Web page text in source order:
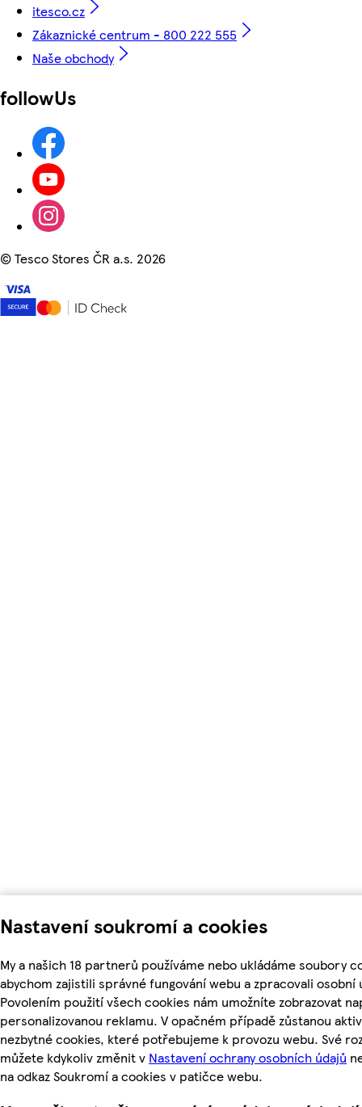
Nastavení soukromí a cookies
My a našich 18 partnerů používáme nebo ukládáme soubory
abychom zajistili správné fungování webu a zpracovali osobní
Povolením použití všech cookies nám umožníte zobrazovat
personalizovanou reklamu. V opačném případě zůstanou
nezbytné cookies, které potřebujeme k provozu webu. Své
můžete kdykoliv změnit v Nastavení ochrany osobních údajů
na odkaz Soukromí a cookies v patičce webu.
itesco.cz
Zákaznické centrum - 800 222 555
Naše obchody
followUs
©Tesco Stores ČR a.s. 2026